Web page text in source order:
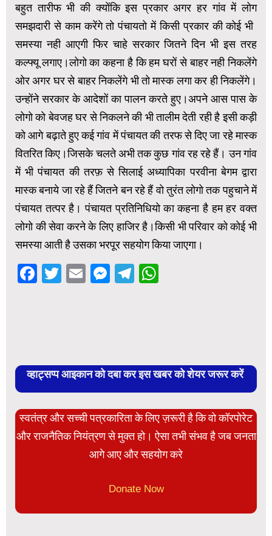
बहुत तारीफ भी की क्योंकि इस प्रकार अगर हर गांव में लोग
समझदारी से काम करेंगे तो पंचायतो में किसी प्रकार की कोई भी
समस्या नही आएगी फिर चाहे सरकार जितने दिन भी इस तरह
कल्फ्यू लगाए।लोगो का कहना है कि हम घरों से बाहर नही निकलेंगे
ओर अगर घर से बाहर निकलेंगे भी तो मास्क लगा कर ही निकलेंगे।
उन्होंने सरकार के आदेशों का पालन करते हुए।अपने आस पास के
लोगो को बेवजह घर से निकलने की भी तालीम देती रही है इसी कड़ी
को आगे बढ़ाते हुए कई गांव में पंचायत की तरफ से दिए जा रहे मास्क
वितरित किए।जिसके चलते अभी तक कुछ गांव रह रहे हैं। उन गांव
में भी पंचायत की तरफ़ से सिलाई अध्यापिका परवीना बेगम द्वारा
मास्क बनाये जा रहे हैं जितने बन रहे हैं वो तुरंत लोगो तक पहुचाने में
पंचायत तत्पर है। पंचायत प्रतिनिधियो का कहना है हम हर वक्त
लोगो की सेवा करने के लिए हाजिर है।किसी भी परिवार को कोई भी
समस्या आती है उसका भरपूर सहयोग किया जाएगा।
Facebook
Twitter
EmailMessenger
Telegram
व्हाट्सप्प आइकान को दबा कर इस खबर को शेयर जरूर करें
स्वतंत्र और सच्ची पत्रकारिता के लिए ज़रूरी है कि वो कॉरपोरेट
और राजनैतिक नियंत्रण से मुक्त हो। ऐसा तभी संभव है जब जनता
आगे आए और सहयोग करे
Donate Now